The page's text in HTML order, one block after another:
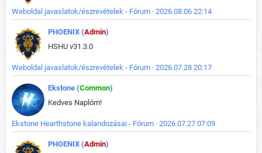
Weboldal javaslatok/észrevételek - Fórum · 2026.08.06 22:14
PHOENIX (Admin)
HSHU v31.3.0
Weboldal javaslatok/észrevételek - Fórum · 2026.07.28 20:17
Ekstone (Common)
Kedves Naplóm!
Ekstone Hearthstone kalandozásai - Fórum · 2026.07.27 07:09
PHOENIX (Admin)